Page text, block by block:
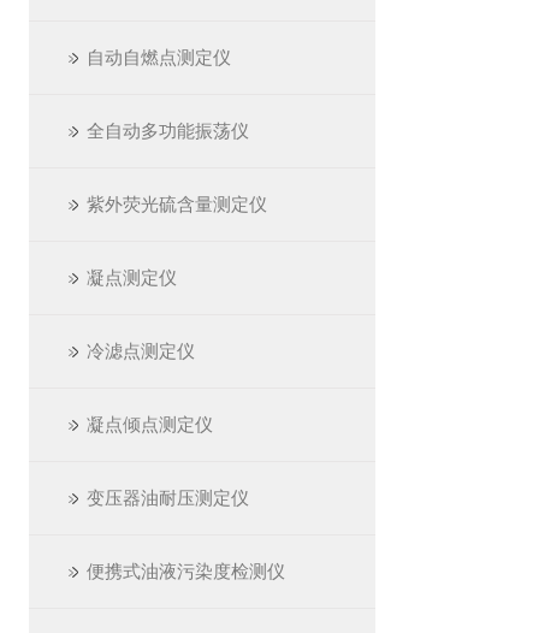
自动自燃点测定仪
全自动多功能振荡仪
紫外荧光硫含量测定仪
凝点测定仪
冷滤点测定仪
凝点倾点测定仪
变压器油耐压测定仪
便携式油液污染度检测仪